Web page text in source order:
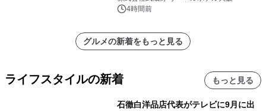
月18日より開催！
4時間前
グルメの新着をもっと見る
ライフスタイルの新着 もっと見る
石徹白洋品店代表がテレビに9月に出